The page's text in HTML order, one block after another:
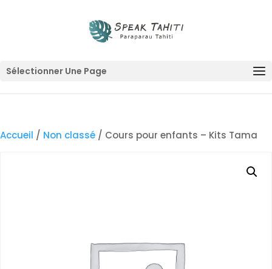
Sélectionner Une Page
Accueil / Non classé / Cours pour enfants – Kits Tama